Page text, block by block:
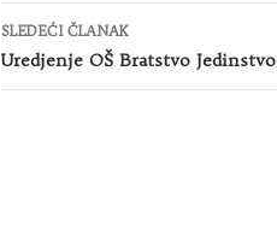
SLEDEĆI ČLANAK
Uredjenje OŠ Bratstvo Jedinstvo